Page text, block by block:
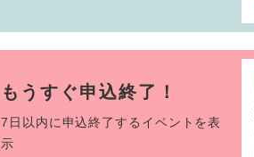
もうすぐ申込終了！
7日以内に申込終了するイベントを表
示